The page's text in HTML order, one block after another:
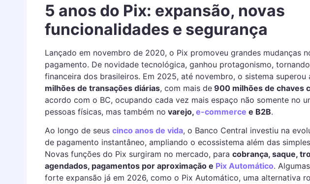
5 anos do Pix: expansão, novas
funcionalidades e segurança
Lançado em novembro de 2020, o Pix promoveu grandes mudanças
pagamento. De novidade tecnológica, ganhou protagonismo,
financeira dos brasileiros. Em 2025, até novembro, o sistema superou
milhões de transações diárias, com mais de900 milhões de chaves
acordo com o BC, ocupando cada vez mais espaço não somente no
pessoas físicas, mas também no varejo, e-commerce e B2B.
Ao longo de seus cinco anos de vida, o Banco Central investiu na
de pagamento instantâneo, ampliando o ecossistema além das
Novas funções do Pix surgiram no mercado, para cobrança, saque,
agendados, pagamentos por aproximação e Pix Automático.
forte expansão já em 2026, como o Pix Automático, uma alternativa